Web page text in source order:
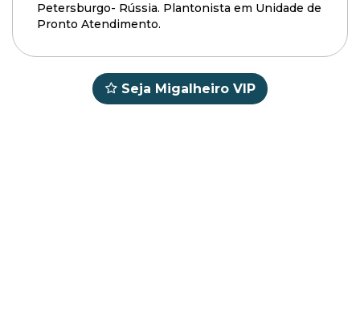
Petersburgo- Rússia. Plantonista em Unidade de
Pronto Atendimento.
Seja Migalheiro VIP